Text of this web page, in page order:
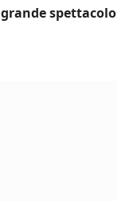
spettacolo